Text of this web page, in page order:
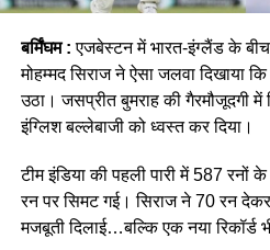
बर्मिंघम :एजबेस्टन में भारत-इंग्लैंड के
मोहम्मद सिराज ने ऐसा जलवा दिखाया
उठा। जसप्रीत बुमराह की गैरमौजूदगी में
इंग्लिश बल्लेबाजी को ध्वस्त कर दिया।
टीम इंडिया की पहली पारी में 587 रनों
रन पर सिमट गई। सिराज ने 70 रन
मजबूती दिलाई…बल्कि एक नया रिकॉर्ड